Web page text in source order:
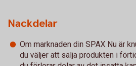
Nackdelar
Om marknaden din SPAX Nu är
du väljer att sälja produkten i